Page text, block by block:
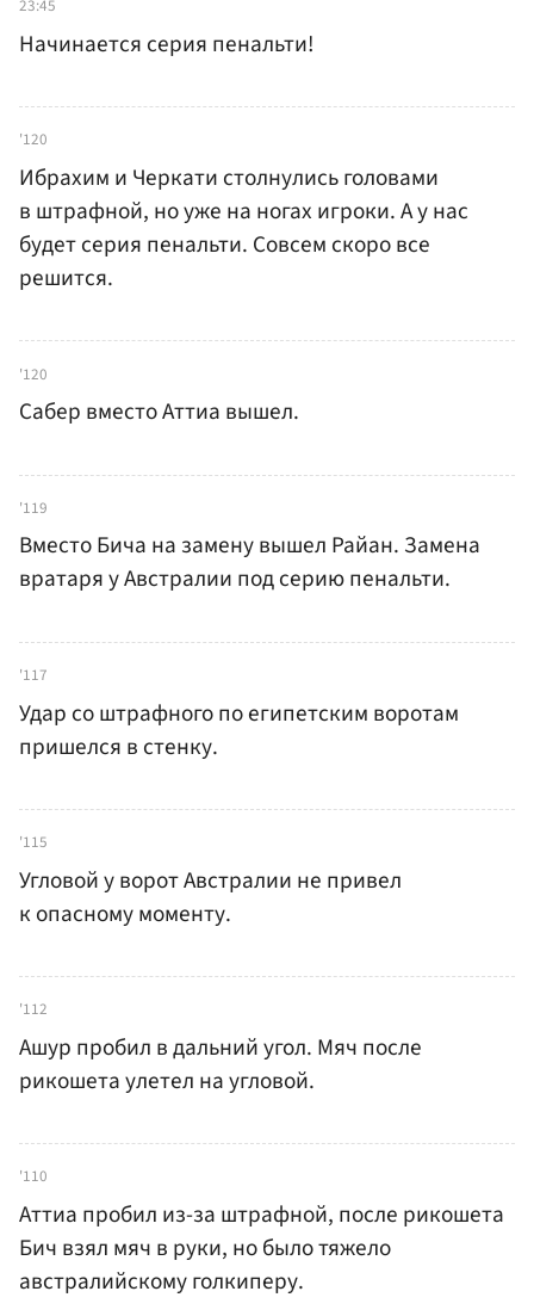
23:45
Начинается серия пенальти!
'120
Ибрахим и Черкати столнулись головами
в штрафной, но уже на ногах игроки. А у нас
будет серия пенальти. Совсем скоро все
решится.
'120
Сабер вместо Аттиа вышел.
'119
Вместо Бича на замену вышел Райан. Замена
вратаря у Австралии под серию пенальти.
'117
Удар со штрафного по египетским воротам
пришелся в стенку.
'115
Угловой у ворот Австралии не привел
к опасному моменту.
'112
Ашур пробил в дальний угол. Мяч после
рикошета улетел на угловой.
'110
Аттиа пробил из-за штрафной, после рикошета
Бич взял мяч в руки, но было тяжело
австралийскому голкиперу.